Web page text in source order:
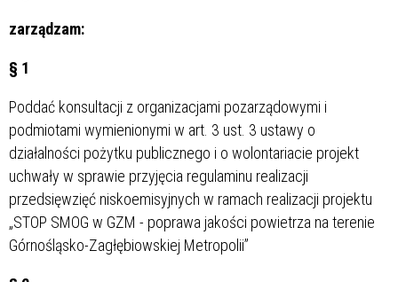
zarządzam:
§ 1
Poddać konsultacji z organizacjami pozarządowymi i
podmiotami wymienionymi w art. 3 ust. 3 ustawy o
działalności pożytku publicznego i o wolontariacie projekt
uchwały w sprawie przyjęcia regulaminu realizacji
przedsięwzięć niskoemisyjnych w ramach realizacji projektu
„STOP SMOG w GZM - poprawa jakości powietrza na terenie
Górnośląsko-Zagłębiowskiej Metropolii”